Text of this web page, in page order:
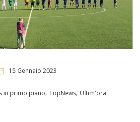
15 Gennaio 2023
in primo piano, TopNews, Ultim'ora